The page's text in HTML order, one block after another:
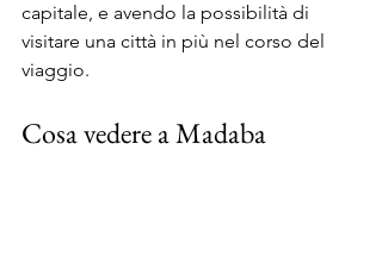
capitale, e avendo la possibilità di
visitare una città in più nel corso del
viaggio.
Cosa vedere a Madaba